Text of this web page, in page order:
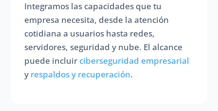
Integramos las capacidades que tu
empresa necesita, desde la atención
cotidiana a usuarios hasta redes,
servidores, seguridad y nube. El alcance
puede incluir ciberseguridad empresarial
y respaldos y recuperación.